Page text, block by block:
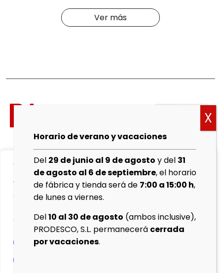
We value your privacy
We use cookies to enhance your browsing experience,
serve personalised ads or content, and analyse our
of cookies.
Customise
Ver más
cookies
Aviso
Legal
Política de
Protocolo
de
Horario de verano y vacaciones
Del 29 de junio al 9 de agosto y del 31
de agosto al 6 de septiembre, el horario
de fábrica y tienda será de 7:00 a 15:00 h,
de lunes a viernes.
Del10 al 30 de agosto (ambos inclusive),
PRODESCO, S.L. permanecerá cerrada
por vacaciones.